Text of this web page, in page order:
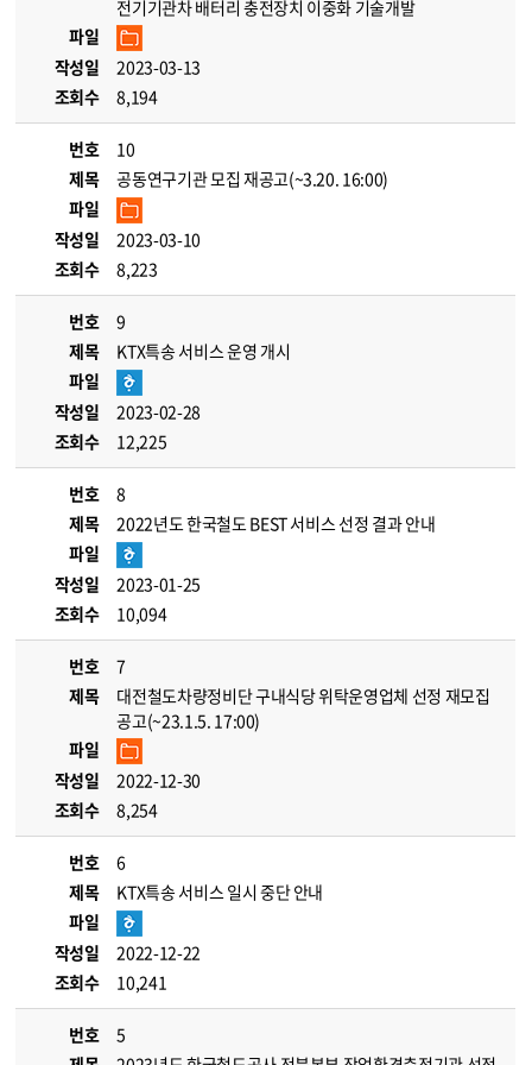
전기기관차 배터리 충전장치 이중화 기술개발
파일
작성일
2023-03-13
조회수
8,194
번호
10
제목
공동연구기관 모집 재공고(~3.20. 16:00)
파일
작성일
2023-03-10
조회수
8,223
번호
9
제목
KTX특송 서비스 운영 개시
파일
작성일
2023-02-28
조회수
12,225
번호
8
제목
2022년도 한국철도 BEST 서비스 선정 결과 안내
파일
작성일
2023-01-25
조회수
10,094
번호
7
제목
대전철도차량정비단 구내식당 위탁운영업체 선정 재모집
공고(~23.1.5. 17:00)
파일
작성일
2022-12-30
조회수
8,254
번호
6
제목
KTX특송 서비스 일시 중단 안내
파일
작성일
2022-12-22
조회수
10,241
번호
5